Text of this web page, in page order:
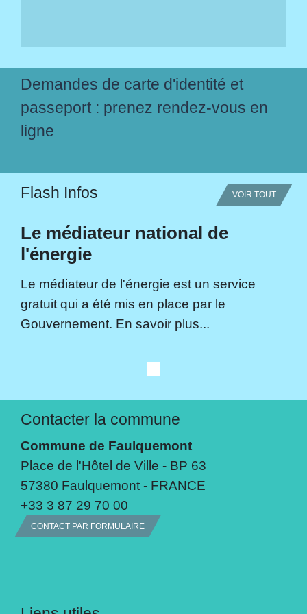
Demandes de carte d'identité et
passeport : prenez rendez-vous en
ligne
Flash Infos VOIR TOUT
Le médiateur national de
l'énergie
Le médiateur de l'énergie est un service
gratuit qui a été mis en place par le
Gouvernement. En savoir plus...
Contacter la commune
Commune de Faulquemont
Place de l'Hôtel de Ville - BP 63
57380 Faulquemont - FRANCE
+33 3 87 29 70 00
CONTACT PAR FORMULAIRE